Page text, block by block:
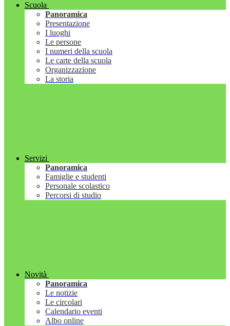
Scuola
Panoramica
Presentazione
I luoghi
Le persone
I numeri della scuola
Le carte della scuola
Organizzazione
La storia
Servizi
Panoramica
Famiglie e studenti
Personale scolastico
Percorsi di studio
Novità
Panoramica
Le notizie
Le circolari
Calendario eventi
Albo online